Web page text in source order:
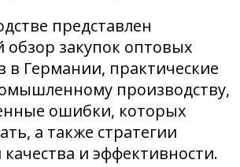
представлен
обзор закупок оптовых
в Германии, практические
производству,
ошибки, которых
а также стратегии
и эффективности.